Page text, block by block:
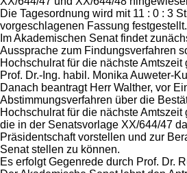
Die Tagesordnung wird mit 11 : 0 : 3
vorgeschlagenen Fassung festgestellt.
Im Akademischen Senat findet
Aussprache zum Findungsverfahren
Hochschulrat für die nächste
Prof. Dr.-Ing. habil. Monika Auweter-
Danach beantragt Herr Walther, vor
Abstimmungsverfahren über die
Hochschulrat für die nächste
die in der Senatsvorlage XX/644/47
Präsidentschaft vorstellen und zur
Senat stellen zu können.
Es erfolgt Gegenrede durch Prof. Dr.